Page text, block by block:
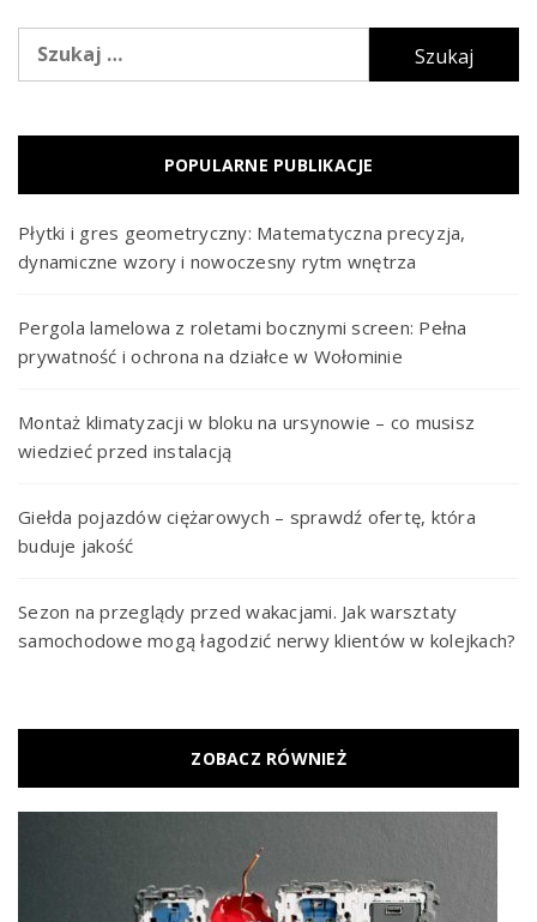
Szukaj:
POPULARNE PUBLIKACJE
Płytki i gres geometryczny: Matematyczna precyzja,
dynamiczne wzory i nowoczesny rytm wnętrza
Pergola lamelowa z roletami bocznymi screen: Pełna
prywatność i ochrona na działce w Wołominie
Montaż klimatyzacji w bloku na ursynowie – co musisz
wiedzieć przed instalacją
Giełda pojazdów ciężarowych – sprawdź ofertę, która
buduje jakość
Sezon na przeglądy przed wakacjami. Jak warsztaty
samochodowe mogą łagodzić nerwy klientów w kolejkach?
ZOBACZ RÓWNIEŻ